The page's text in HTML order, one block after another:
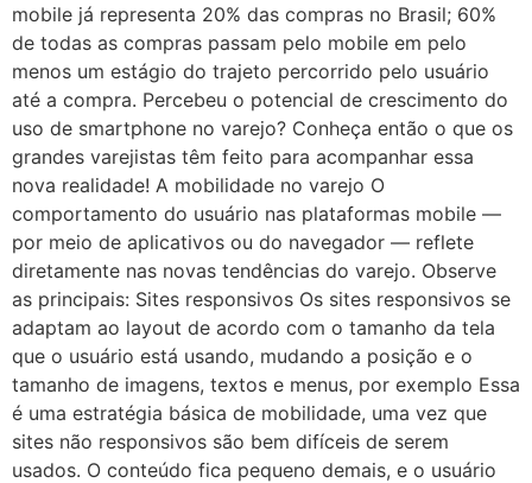
mobile já representa 20% das compras no Brasil; 60%
de todas as compras passam pelo mobile em pelo
menos um estágio do trajeto percorrido pelo usuário
até a compra. Percebeu o potencial de crescimento do
uso de smartphone no varejo? Conheça então o que os
grandes varejistas têm feito para acompanhar essa
nova realidade! A mobilidade no varejo O
comportamento do usuário nas plataformas mobile —
por meio de aplicativos ou do navegador — reflete
diretamente nas novas tendências do varejo. Observe
as principais: Sites responsivos Os sites responsivos se
adaptam ao layout de acordo com o tamanho da tela
que o usuário está usando, mudando a posição e o
tamanho de imagens, textos e menus, por exemplo Essa
é uma estratégia básica de mobilidade, uma vez que
sites não responsivos são bem difíceis de serem
usados. O conteúdo fica pequeno demais, e o usuário